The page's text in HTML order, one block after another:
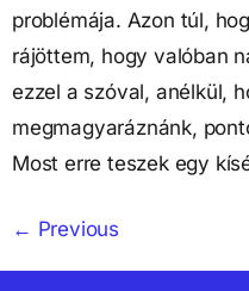
problémája. Azon túl,
rájöttem, hogy valóban
ezzel a szóval, anélkül,
megmagyaráznánk,
Most erre teszek egy
← Previous